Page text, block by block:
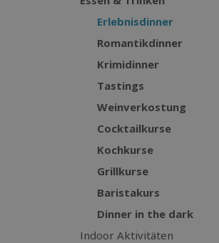
Erlebnisdinner
Romantikdinner
Krimidinner
Tastings
Weinverkostung
Cocktailkurse
Kochkurse
Grillkurse
Baristakurs
Dinner in the dark
Indoor Aktivitäten